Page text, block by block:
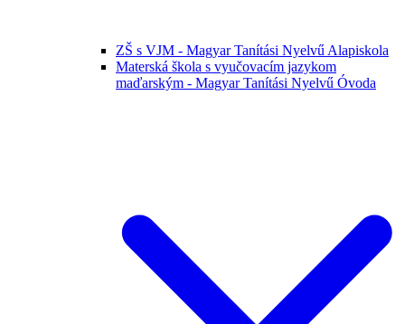
ZŠ s VJM - Magyar Tanítási Nyelvű Alapiskola
Materská škola s vyučovacím jazykom
maďarským - Magyar Tanítási Nyelvű Óvoda